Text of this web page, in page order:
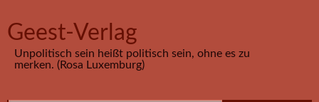
Geest-Verlag
Unpolitisch sein heißt politisch sein, ohne es zu
merken. (Rosa Luxemburg)